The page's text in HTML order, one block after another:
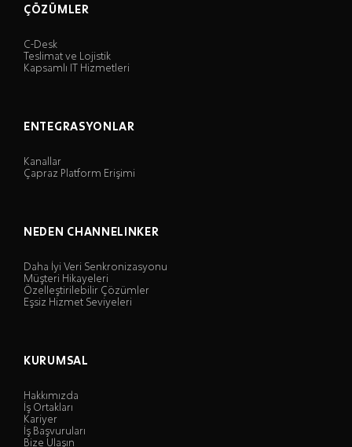
ÇÖZÜMLER
C-Desk
Teslimat ve Lojistik
Kapsamlı IT Hizmetleri
ENTEGRASYONLAR
Kanallar
Çapraz Platform Erişimi
NEDEN CHANNELINKER
Daha İyi Veri Senkronizasyonu
Müşteri Hikayeleri
Özelleştirilebilir Çözümler
Eşsiz Hizmet Seviyeleri
KURUMSAL
Hakkımızda
İş Ortakları
Kariyer
İş Başvuruları
Bize Ulaşın